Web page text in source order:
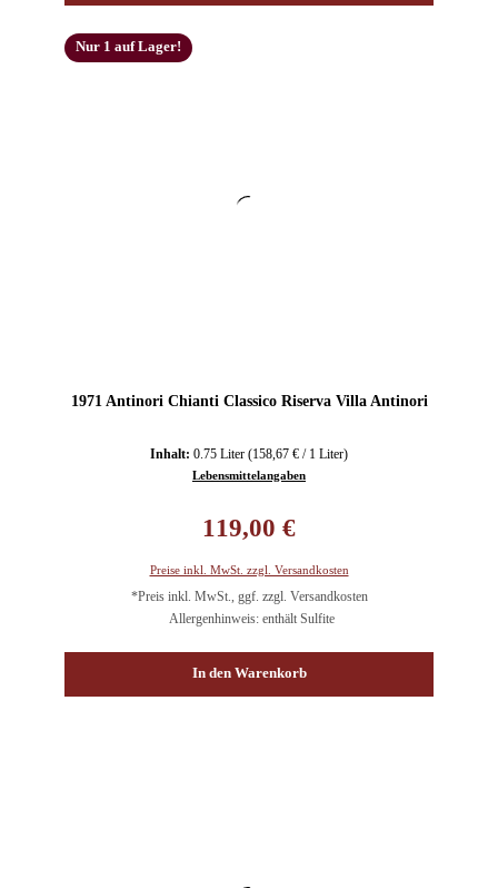
Nur 1 auf Lager!
1971 Antinori Chianti Classico Riserva Villa Antinori
Inhalt: 0.75 Liter (158,67 € / 1 Liter)
Lebensmittelangaben
119,00 €
Preise inkl. MwSt. zzgl. Versandkosten
*Preis inkl. MwSt., ggf. zzgl. Versandkosten
Allergenhinweis: enthält Sulfite
In den Warenkorb